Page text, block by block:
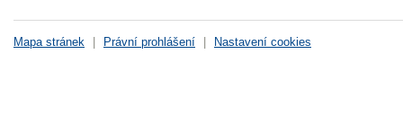
Mapa stránek Právní prohlášení Nastavení cookies